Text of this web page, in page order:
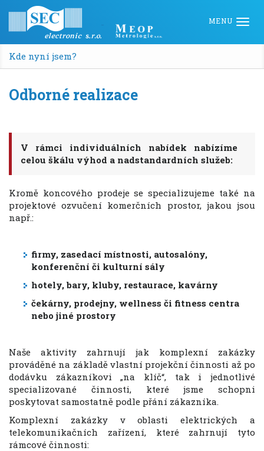
Kde nyní jsem?
Odborné realizace
V rámci individuálních nabídek nabízíme
celou škálu výhod a nadstandardních služeb:
Kromě koncového prodeje se specializujeme také na
projektové ozvučení komerčních prostor, jakou jsou
např.:
firmy, zasedací místnosti, autosalóny,
konferenční či kulturní sály
hotely, bary, kluby, restaurace, kavárny
čekárny, prodejny, wellness či fitness centra
nebo jiné prostory
Naše aktivity zahrnují jak komplexní zakázky
prováděné na základě vlastní projekční činnosti až po
dodávku zákazníkovi „na klíč“, tak i jednotlivé
specializované činnosti, které jsme schopni
poskytovat samostatně podle přání zákazníka.
Komplexní zakázky v oblasti elektrických a
telekomunikačních zařízení, které zahrnují tyto
rámcové činnosti: